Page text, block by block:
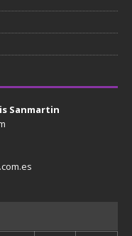
Sanmartin